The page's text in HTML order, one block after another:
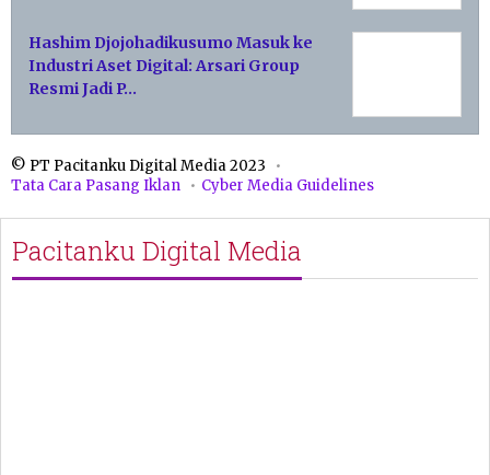
Hashim Djojohadikusumo Masuk ke
Industri Aset Digital: Arsari Group
Resmi Jadi P…
© PT Pacitanku Digital Media 2023
Tata Cara Pasang Iklan
Cyber Media Guidelines
Pacitanku Digital Media